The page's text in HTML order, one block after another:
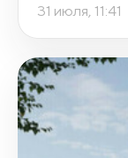
31 июля, 11:41